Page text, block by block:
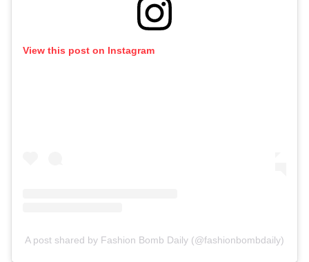
View this post on Instagram
A post shared by Fashion Bomb Daily (@fashionbombdaily)